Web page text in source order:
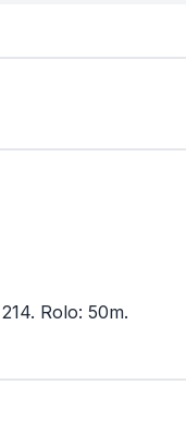
Rolo: 50m.